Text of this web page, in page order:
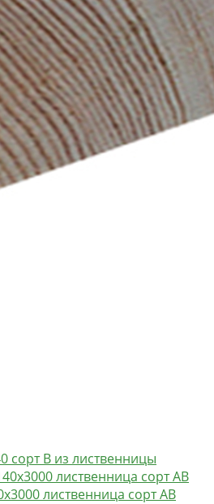
сорт В из лиственницы
лиственница сорт AB